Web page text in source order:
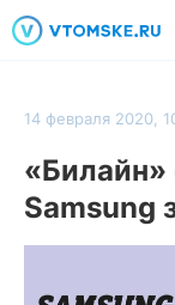
14 февраля 2020,
Samsung